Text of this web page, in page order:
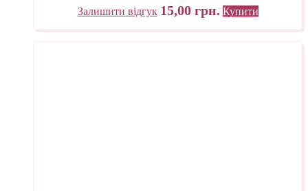
Залишити відгук 15,00 грн. Купити